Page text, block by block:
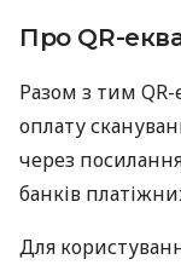
Про QR-
Разом з тим
оплату
через
банків
Для